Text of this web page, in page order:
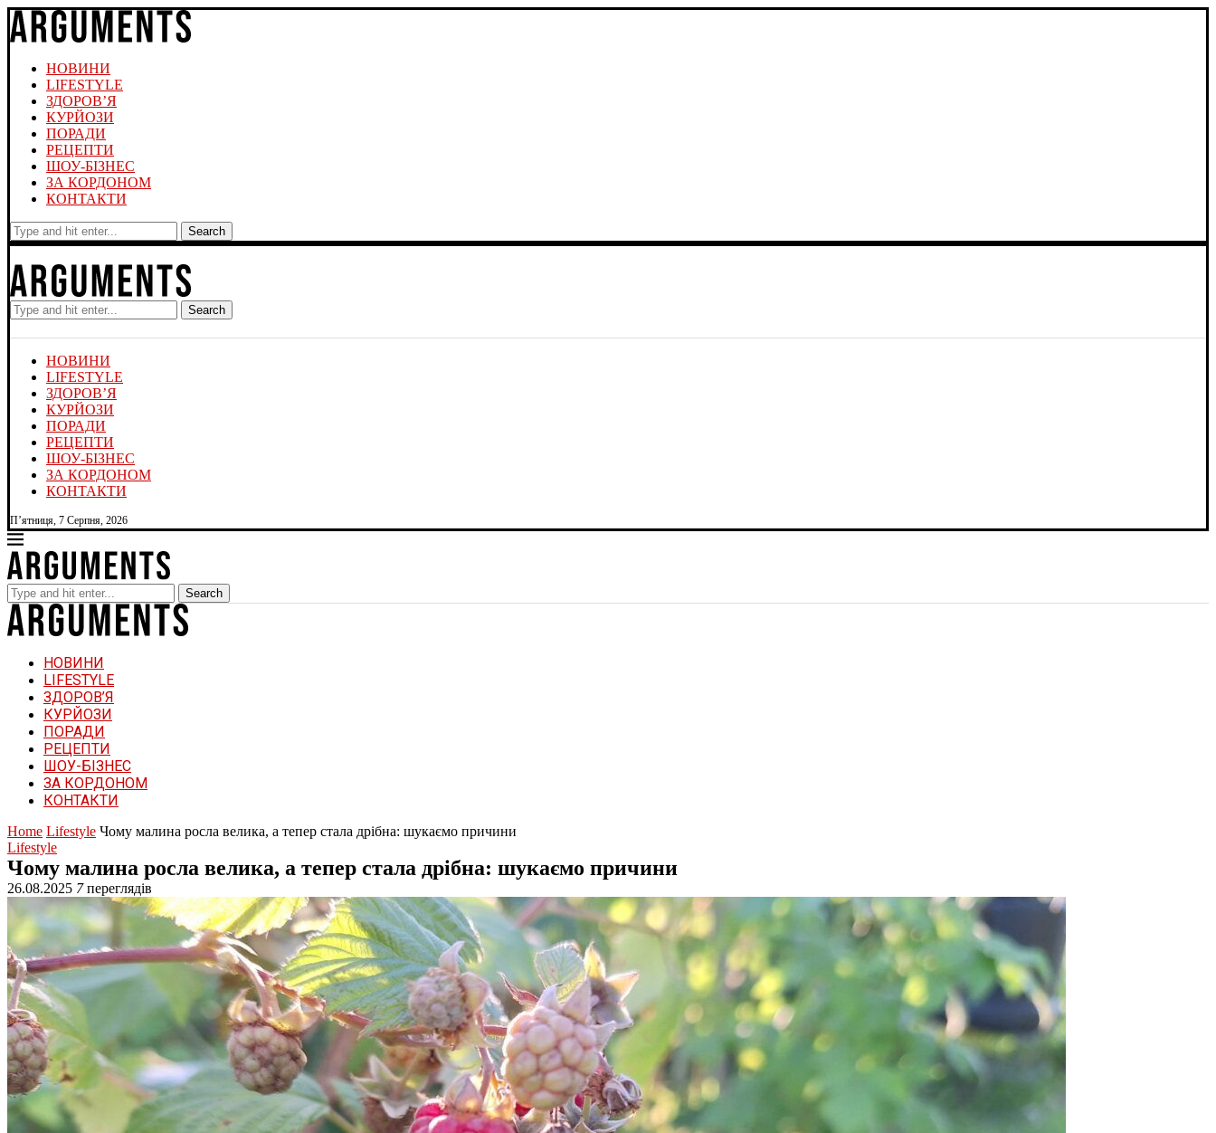
НОВИНИ
LIFESTYLE
ЗДОРОВ’Я
КУРЙОЗИ
ПОРАДИ
РЕЦЕПТИ
ШОУ-БІЗНЕС
ЗА КОРДОНОМ
КОНТАКТИ
Search
Search
НОВИНИ
LIFESTYLE
ЗДОРОВ’Я
КУРЙОЗИ
ПОРАДИ
РЕЦЕПТИ
ШОУ-БІЗНЕС
ЗА КОРДОНОМ
КОНТАКТИ
П’ятниця, 7 Серпня, 2026
Search
НОВИНИ
LIFESTYLE
ЗДОРОВ’Я
КУРЙОЗИ
ПОРАДИ
РЕЦЕПТИ
ШОУ-БІЗНЕС
ЗА КОРДОНОМ
КОНТАКТИ
Home Lifestyle Чому малина росла велика, а тепер стала дрібна: шукаємо причини
Lifestyle
Чому малина росла велика, а тепер стала дрібна: шукаємо причини
26.08.2025 7переглядів